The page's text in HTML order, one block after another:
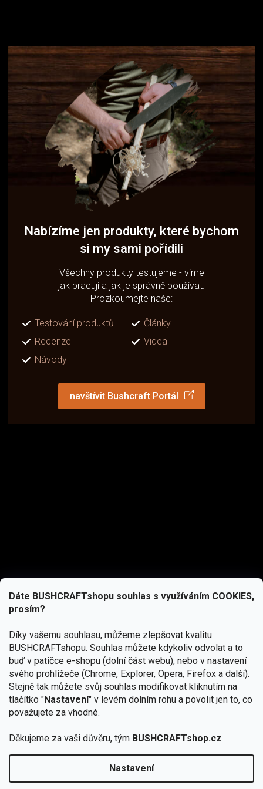
Dáte BUSHCRAFTshopu souhlas s využíváním COOKIES,
prosím?
Díky vašemu souhlasu, můžeme zlepšovat kvalitu
BUSHCRAFTshopu. Souhlas můžete kdykoliv odvolat a to
buď v patičce e-shopu (dolní část webu), nebo v nastavení
svého prohlížeče (Chrome, Explorer, Opera, Firefox a další).
Stejně tak můžete svůj souhlas modifikovat kliknutím na
tlačítko "Nastavení" v levém dolním rohu a povolit jen to, co
považujete za vhodné.
Děkujeme za vaši důvěru, tým BUSHCRAFTshop.cz
Nastavení
Nabízíme jen produkty, které bychom
si my sami pořídili
Všechny produkty testujeme - víme
jak pracují a jak je správně používat.
Prozkoumejte naše:
Testování produktů
Články
Recenze
Videa
Návody
navštívit Bushcraft Portál
podmínkami ochrany osobních údajů
Copyright 2026BUSHCRAFTshop.cz. Všechna práva